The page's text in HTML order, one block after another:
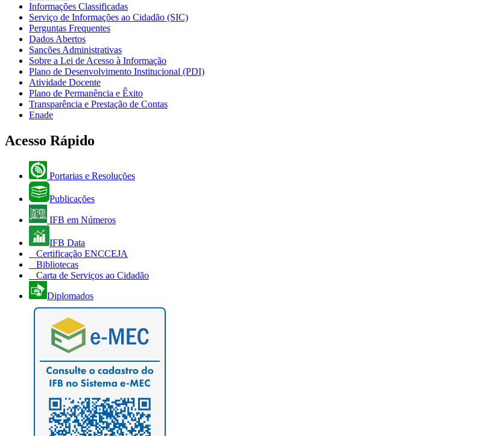
Informações Classificadas
Serviço de Informações ao Cidadão (SIC)
Perguntas Frequentes
Dados Abertos
Sanções Administrativas
Sobre a Lei de Acesso à Informação
Plano de Desenvolvimento Institucional (PDI)
Atividade Docente
Plano de Permanência e Êxito
Transparência e Prestação de Contas
Enade
Acesso Rápido
Portarias e Resoluções
Publicações
IFB em Números
IFB Data
Certificação ENCCEJA
Bibliotecas
Carta de Serviços ao Cidadão
Diplomados